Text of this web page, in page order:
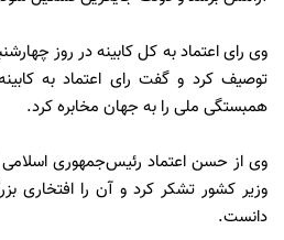
وی رای اعتماد به کل کابینه در روز
توصیف کرد و گفت رای اعتماد به
همبستگی ملی را به جهان مخابره کرد.
وی از حسن اعتماد رئیس‌جمهوری اسلامی
وزیر کشور تشکر کرد و آن را افتخاری
دانست.